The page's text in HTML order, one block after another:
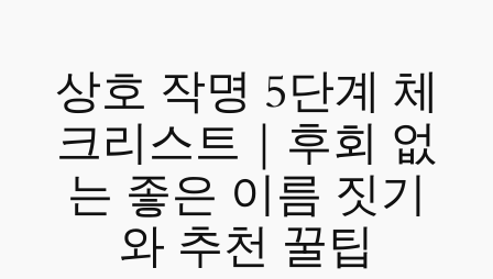
상호 작명 5단계 체
크리스트｜후회 없
는 좋은 이름 짓기
와 추천 꿀팁